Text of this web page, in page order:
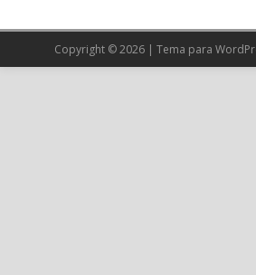
Cargar más
Copyright © 2026 | Tema para